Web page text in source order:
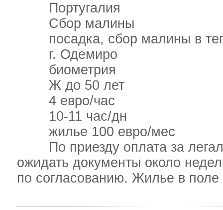
Португалия
Сбор малины
посадка, сбор малины в
г. Одемиро
биометрия
Ж до 50 лет
4 евро/час
10-11 час/дн
жилье 100 евро/мес
По приезду оплата за
ожидать документы около
по согласованию. Жилье в